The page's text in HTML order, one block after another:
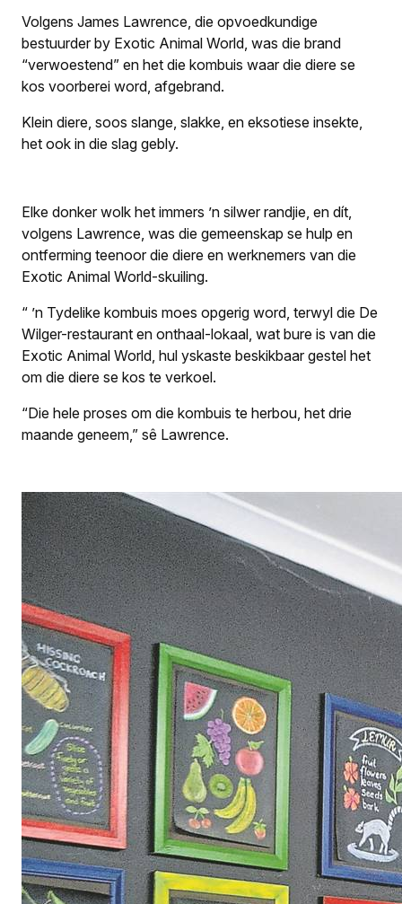
Volgens James Lawrence, die opvoedkundige
bestuurder by Exotic Animal World, was die brand
“verwoestend” en het die kombuis waar die diere se
kos voorberei word, afgebrand.
Klein diere, soos slange, slakke, en eksotiese insekte,
het ook in die slag gebly.
Elke donker wolk het immers ’n silwer randjie, en dít,
volgens Lawrence, was die gemeenskap se hulp en
ontferming teenoor die diere en werknemers van die
Exotic Animal World-skuiling.
“ ’n Tydelike kombuis moes opgerig word, terwyl die De
Wilger-restaurant en onthaal-lokaal, wat bure is van die
Exotic Animal World, hul yskaste beskikbaar gestel het
om die diere se kos te verkoel.
“Die hele proses om die kombuis te herbou, het drie
maande geneem,” sê Lawrence.